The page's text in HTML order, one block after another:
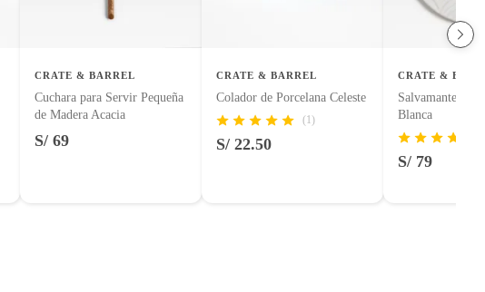
CRATE & BARREL
Cuchara para Servir Pequeña
de Madera Acacia
S/ 69
CRATE & BARREL
Colador de Porcelana Celeste
(1)
S/ 22.50
CRATE &
Salvamanteles
Blanca
S/ 79